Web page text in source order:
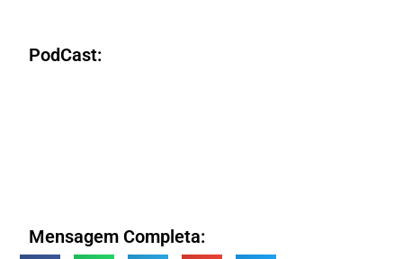
PodCast:
Mensagem Completa: